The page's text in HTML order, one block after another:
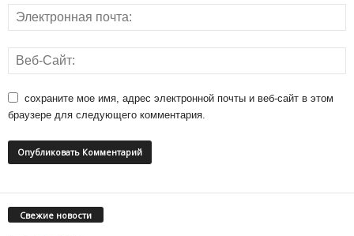
сохраните мое имя, адрес электронной почты и веб-сайт в этом
браузере для следующего комментария.
Свежие новости